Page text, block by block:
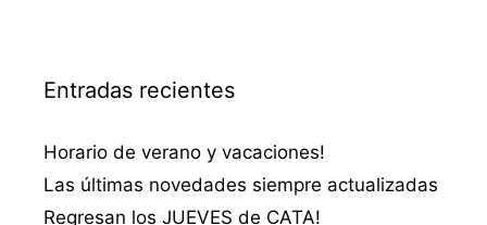
Entradas recientes
Horario de verano y vacaciones!
Las últimas novedades siempre actualizadas
Regresan los JUEVES de CATA!